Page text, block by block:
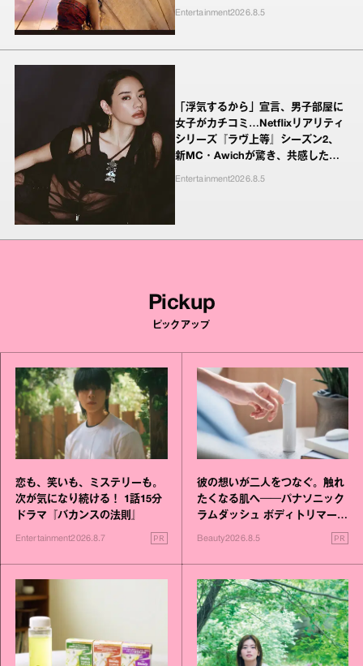
Entertainment2026.8.5
「浮気するから」宣言、男子部屋に
女子がカチコミ…Netflixリアリティ
シリーズ『ラヴ上等』シーズン2、
新MC・Awichが驚き、共感したヤ
Entertainment2026.8.5
Pickup
ピックアップ
恋も、笑いも、ミステリーも。
次が気になり続ける！ 1話15分
ドラマ『バカンスの法則』
Entertainment2026.8.7 PR
彼の想いが二人をつなぐ。触れ
たくなる肌へ──パナソニック
ラムダッシュ ボディトリマーが
Beauty2026.8.5 PR